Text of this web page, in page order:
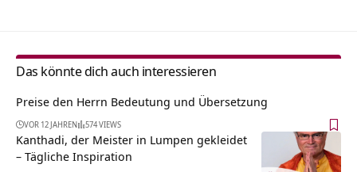
Das könnte dich auch interessieren
Preise den Herrn Bedeutung und Übersetzung
VOR 12 JAHREN 574 VIEWS
Kanthadi, der Meister in Lumpen gekleidet
– Tägliche Inspiration